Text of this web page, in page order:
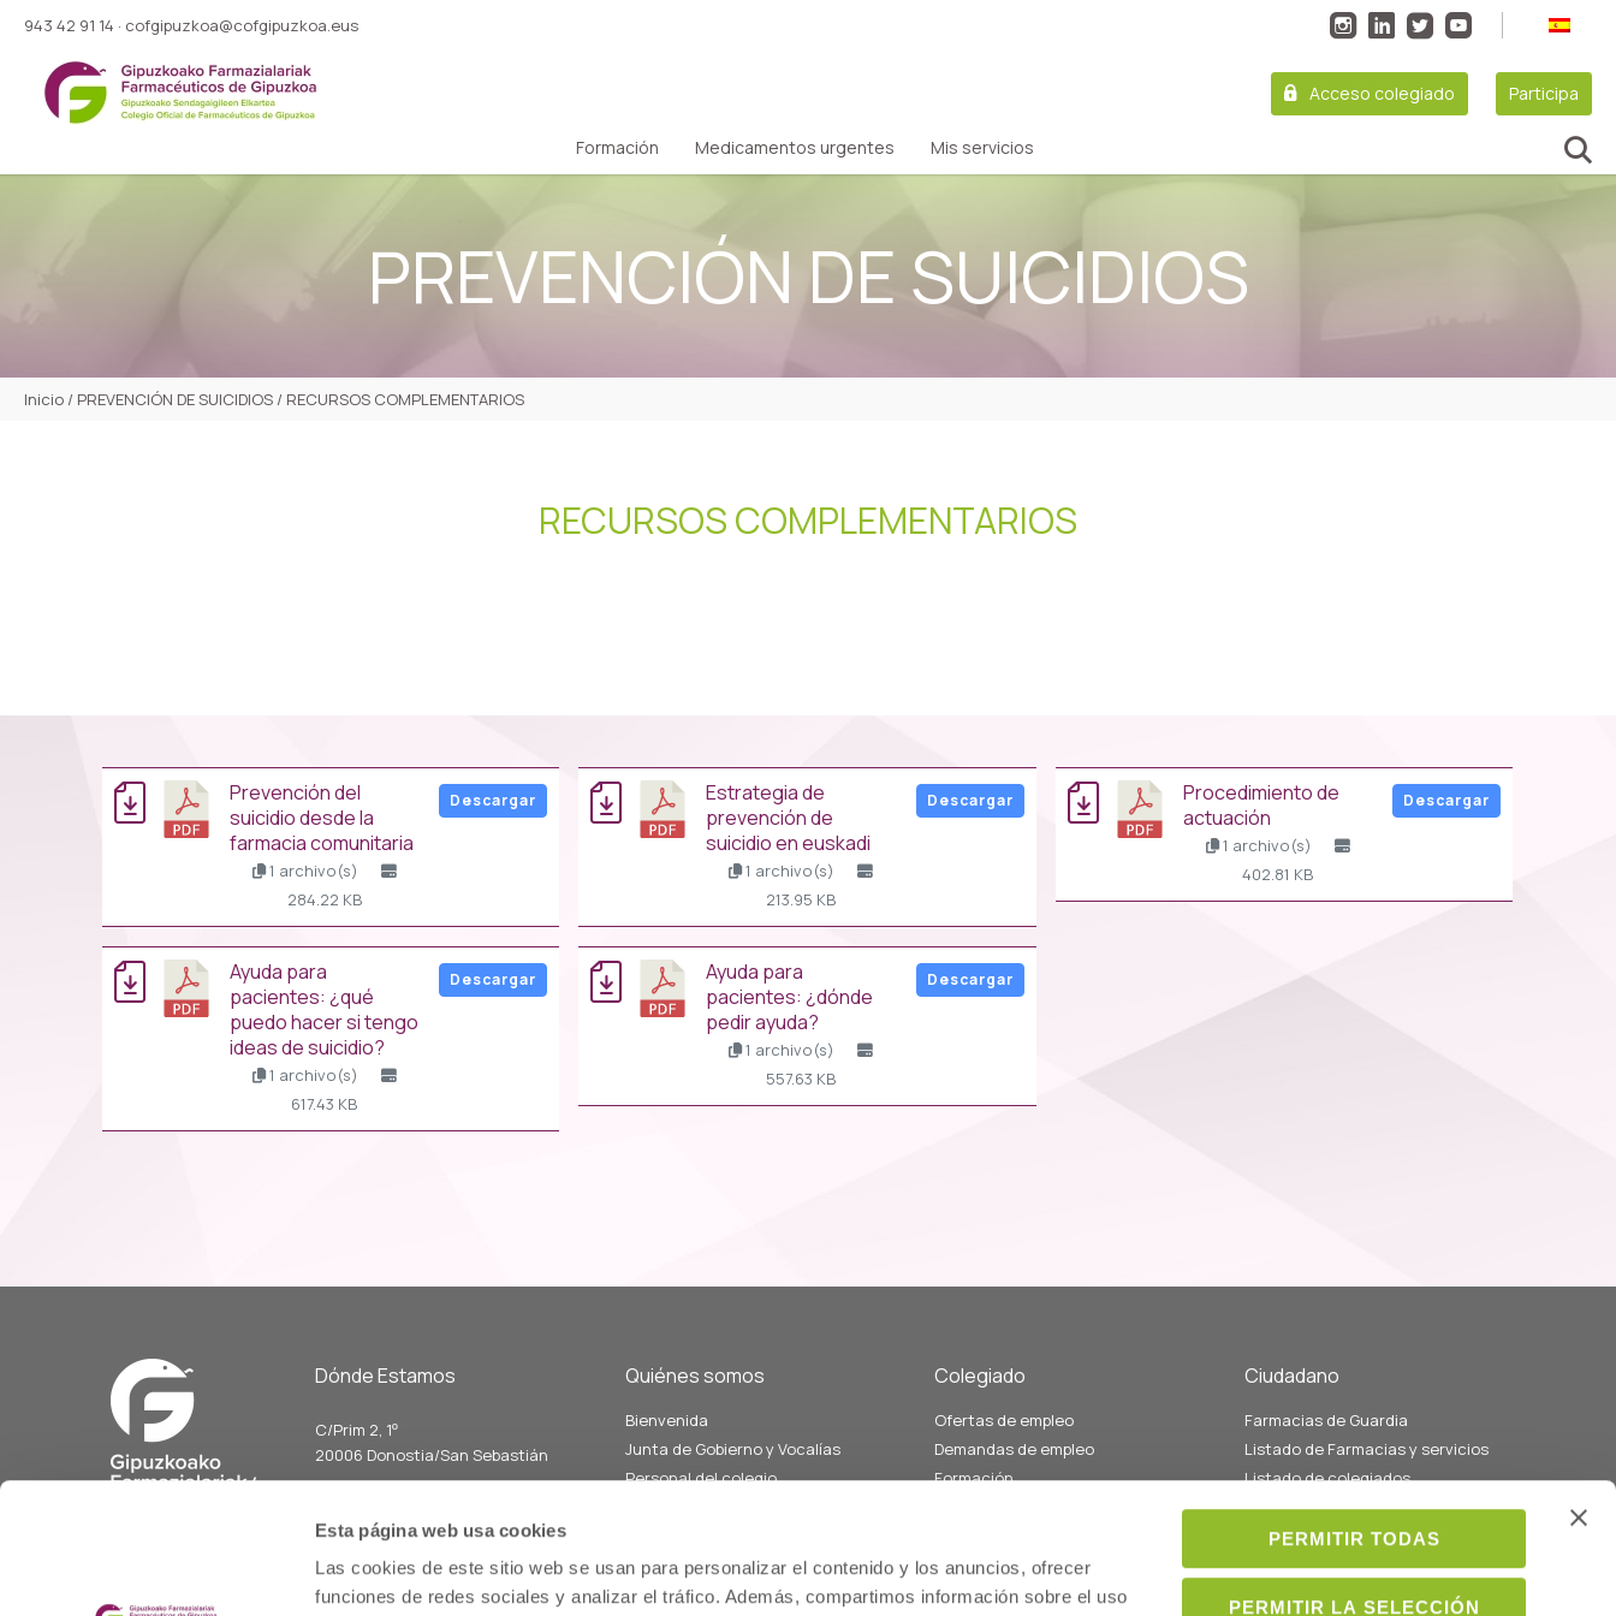
Esta página web usa cookies
Las cookies de este sitio web se usan para personalizar el contenido y los anuncios, ofrecer
funciones de redes sociales y analizar el tráfico. Además, compartimos información sobre el uso
PERMITIR TODAS
PERMITIR LA SELECCIÓN
943 42 91 14 · cofgipuzkoa@cofgipuzkoa.eus
Acceso colegiado Participa
Formación Medicamentos urgentes Mis servicios
PREVENCIÓN DE SUICIDIOS
Inicio / PREVENCIÓN DE SUICIDIOS / RECURSOS COMPLEMENTARIOS
RECURSOS COMPLEMENTARIOS
prevención del
suicidio desde la
farmacia comunitaria
1 archivo(s)
284.22 KB
Descargar
estrategia de
prevención de
suicidio en euskadi
1 archivo(s)
213.95 KB
Descargar
procedimiento de
actuación
1 archivo(s)
402.81 KB
Descargar
ayuda para
pacientes: ¿qué
puedo hacer si tengo
ideas de suicidio?
1 archivo(s)
617.43 KB
Descargar
ayuda para
pacientes: ¿dónde
pedir ayuda?
1 archivo(s)
557.63 KB
Descargar
Dónde Estamos
C/Prim 2, 1º
20006 Donostia/San Sebastián
Horario L-V
cofgipuzkoa@cofgipuzkoa.eus
Quiénes somos
Bienvenida
Junta de Gobierno y Vocalías
Personal del colegio
Memoria
Colegiado
Ofertas de empleo
Demandas de empleo
Formación
Servicios de atención
farmacéutica
Ciudadano
Farmacias de Guardia
Listado de Farmacias y servicios
Listado de colegiados
Médicos